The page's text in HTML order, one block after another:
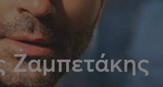
Ζαμπετάκης